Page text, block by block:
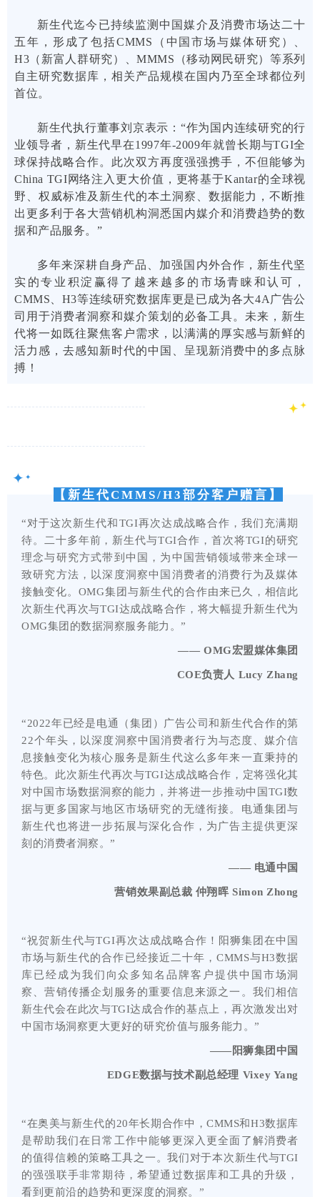
新生代迄今已持续监测中国媒介及消费市场达二十
五年，形成了包括CMMS（中国市场与媒体研究）、
H3（新富人群研究）、MMMS（移动网民研究）等系列
自主研究数据库，相关产品规模在国内乃至全球都位列
首位。
新生代执行董事刘京表示：“作为国内连续研究的行
业领导者，新生代早在1997年-2009年就曾长期与TGI全
球保持战略合作。此次双方再度强强携手，不但能够为
China TGI网络注入更大价值，更将基于Kantar的全球视
野、权威标准及新生代的本土洞察、数据能力，不断推
出更多利于各大营销机构洞悉国内媒介和消费趋势的数
据和产品服务。”
多年来深耕自身产品、加强国内外合作，新生代坚
实的专业积淀赢得了越来越多的市场青睐和认可，
CMMS、H3等连续研究数据库更是已成为各大4A广告公
司用于消费者洞察和媒介策划的必备工具。未来，新生
代将一如既往聚焦客户需求，以满满的厚实感与新鲜的
活力感，去感知新时代的中国、呈现新消费中的多点脉
搏！
✦ ✦
【新生代CMMS/H3部分客户赠言】
“对于这次新生代和TGI再次达成战略合作，我们充满期
待。二十多年前，新生代与TGI合作，首次将TGI的研究
理念与研究方式带到中国，为中国营销领域带来全球一
致研究方法，以深度洞察中国消费者的消费行为及媒体
接触变化。OMG集团与新生代的合作由来已久，相信此
次新生代再次与TGI达成战略合作，将大幅提升新生代为
OMG集团的数据洞察服务能力。”
—— OMG宏盟媒体集团
COE负责人 Lucy Zhang
“2022年已经是电通（集团）广告公司和新生代合作的第
22个年头，以深度洞察中国消费者行为与态度、媒介信
息接触变化为核心服务是新生代这么多年来一直秉持的
特色。此次新生代再次与TGI达成战略合作，定将强化其
对中国市场数据洞察的能力，并将进一步推动中国TGI数
据与更多国家与地区市场研究的无缝衔接。电通集团与
新生代也将进一步拓展与深化合作，为广告主提供更深
刻的消费者洞察。”
—— 电通中国
营销效果副总裁 仲翔晖 Simon Zhong
“祝贺新生代与TGI再次达成战略合作！阳狮集团在中国
市场与新生代的合作已经接近二十年，CMMS与H3数据
库已经成为我们向众多知名品牌客户提供中国市场洞
察、营销传播企划服务的重要信息来源之一。我们相信
新生代会在此次与TGI达成合作的基点上，再次激发出对
中国市场洞察更大更好的研究价值与服务能力。”
——阳狮集团中国
EDGE数据与技术副总经理 Vixey Yang
“在奥美与新生代的20年长期合作中，CMMS和H3数据库
是帮助我们在日常工作中能够更深入更全面了解消费者
的值得信赖的策略工具之一。我们对于本次新生代与TGI
的强强联手非常期待，希望通过数据库和工具的升级，
看到更前沿的趋势和更深度的洞察。”